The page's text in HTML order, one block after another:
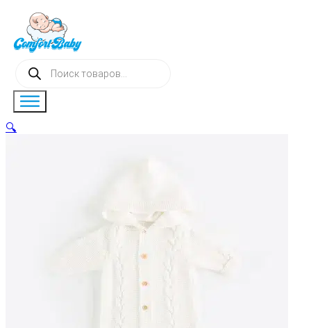
Поиск
товаров
🔍